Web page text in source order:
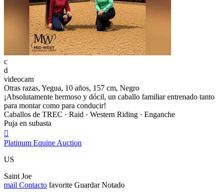
c
d
videocam
Otras razas, Yegua, 10 años, 157 cm, Negro
¡Absolutamente hermoso y dócil, un caballo familiar entrenado tanto
para montar como para conducir!
Caballos de TREC · Raid · Western Riding · Enganche
Puja en subasta

Platinum Equine Auction
US
Saint Joe
mail Contacto favorite Guardar Notado